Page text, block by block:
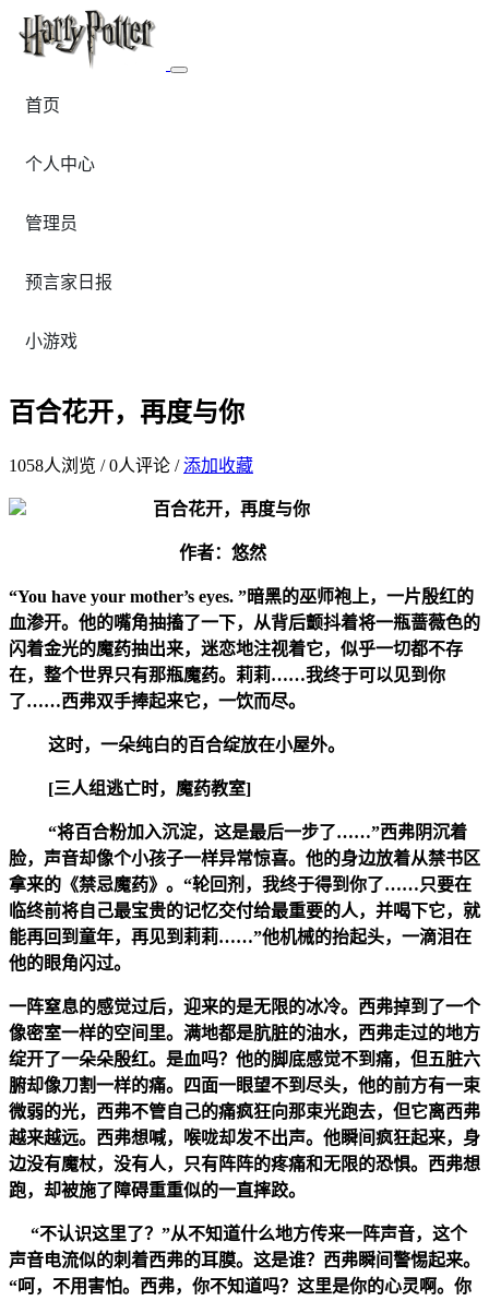
首页
个人中心
管理员
预言家日报
小游戏
百合花开，再度与你
1058人浏览 /0人评论 /添加收藏
百合花开，再度与你
作者：悠然
“You have your mother’s eyes. ”暗黑的巫师袍上，一片殷红的
血渗开。他的嘴角抽搐了一下，从背后颤抖着将一瓶蔷薇色的
闪着金光的魔药抽出来，迷恋地注视着它，似乎一切都不存
在，整个世界只有那瓶魔药。莉莉……我终于可以见到你
了……西弗双手捧起来它，一饮而尽。
这时，一朵纯白的百合绽放在小屋外。
[三人组逃亡时，魔药教室]
“将百合粉加入沉淀，这是最后一步了……”西弗阴沉着
脸，声音却像个小孩子一样异常惊喜。他的身边放着从禁书区
拿来的《禁忌魔药》。“轮回剂，我终于得到你了……只要在
临终前将自己最宝贵的记忆交付给最重要的人，并喝下它，就
能再回到童年，再见到莉莉……”他机械的抬起头，一滴泪在
他的眼角闪过。
一阵窒息的感觉过后，迎来的是无限的冰冷。西弗掉到了一个
像密室一样的空间里。满地都是肮脏的油水，西弗走过的地方
绽开了一朵朵殷红。是血吗？他的脚底感觉不到痛，但五脏六
腑却像刀割一样的痛。四面一眼望不到尽头，他的前方有一束
微弱的光，西弗不管自己的痛疯狂向那束光跑去，但它离西弗
越来越远。西弗想喊，喉咙却发不出声。他瞬间疯狂起来，身
边没有魔杖，没有人，只有阵阵的疼痛和无限的恐惧。西弗想
跑，却被施了障碍重重似的一直摔跤。
“不认识这里了？”从不知道什么地方传来一阵声音，这个
声音电流似的刺着西弗的耳膜。这是谁？西弗瞬间警惕起来。
“呵，不用害怕。西弗，你不知道吗？这里是你的心灵啊。你